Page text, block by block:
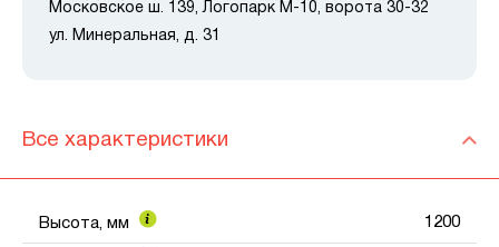
Московское ш. 139, Логопарк М-10, ворота 30-32
ул. Минеральная, д. 31
Все характеристики
Высота, мм 1200